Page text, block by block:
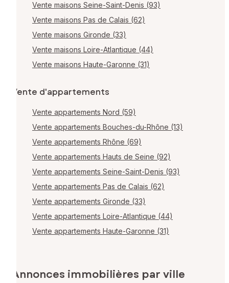
Vente maisons Seine-Saint-Denis (93)
Vente maisons Pas de Calais (62)
Vente maisons Gironde (33)
Vente maisons Loire-Atlantique (44)
Vente maisons Haute-Garonne (31)
Vente d'appartements
Vente appartements Nord (59)
Vente appartements Bouches-du-Rhône (13)
Vente appartements Rhône (69)
Vente appartements Hauts de Seine (92)
Vente appartements Seine-Saint-Denis (93)
Vente appartements Pas de Calais (62)
Vente appartements Gironde (33)
Vente appartements Loire-Atlantique (44)
Vente appartements Haute-Garonne (31)
Annonces immobilières par ville